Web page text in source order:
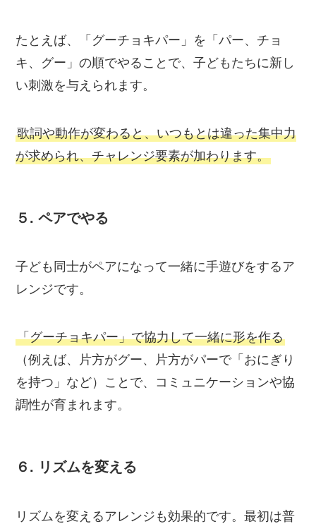
たとえば、「グーチョキパー」を「パー、チョ
キ、グー」の順でやることで、子どもたちに新し
い刺激を与えられます。
歌詞や動作が変わると、いつもとは違った集中力
が求められ、チャレンジ要素が加わります。
５.ペアでやる
子ども同士がペアになって一緒に手遊びをするア
レンジです。
「グーチョキパー」で協力して一緒に形を作る
（例えば、片方がグー、片方がパーで「おにぎり
を持つ」など）ことで、コミュニケーションや協
調性が育まれます。
６. リズムを変える
リズムを変えるアレンジも効果的です。最初は普